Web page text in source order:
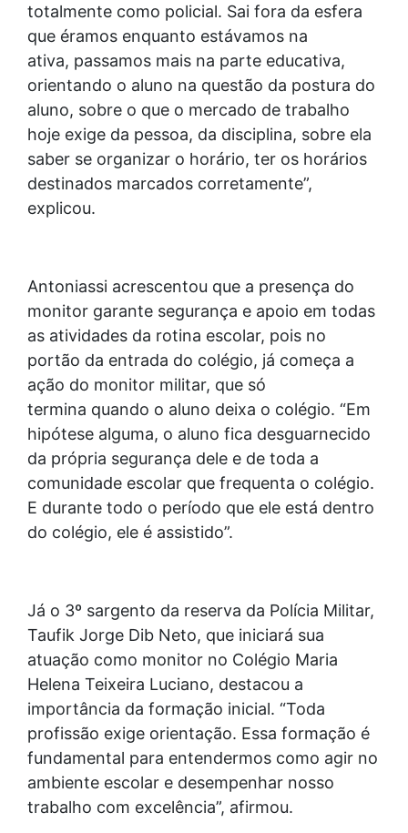
totalmente como policial. Sai fora da esfera
que éramos enquanto estávamos na
ativa, passamos mais na parte educativa,
orientando o aluno na questão da postura do
aluno, sobre o que o mercado de trabalho
hoje exige da pessoa, da disciplina, sobre ela
saber se organizar o horário, ter os horários
destinados marcados corretamente”,
explicou.
Antoniassi acrescentou que a presença do
monitor garante segurança e apoio em todas
as atividades da rotina escolar, pois no
portão da entrada do colégio, já começa a
ação do monitor militar, que só
termina quando o aluno deixa o colégio. “Em
hipótese alguma, o aluno fica desguarnecido
da própria segurança dele e de toda a
comunidade escolar que frequenta o colégio.
E durante todo o período que ele está dentro
do colégio, ele é assistido”.
Já o 3º sargento da reserva da Polícia Militar,
Taufik Jorge Dib Neto, que iniciará sua
atuação como monitor no Colégio Maria
Helena Teixeira Luciano, destacou a
importância da formação inicial. “Toda
profissão exige orientação. Essa formação é
fundamental para entendermos como agir no
ambiente escolar e desempenhar nosso
trabalho com excelência”, afirmou.